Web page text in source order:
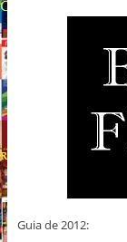
Guia de 2012: